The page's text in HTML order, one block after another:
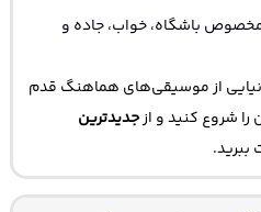
باشگاه، خواب، جاده و
از موسیقی‌های هماهنگ قدم
شروع کنید و ازجدیدترین
ببرید.